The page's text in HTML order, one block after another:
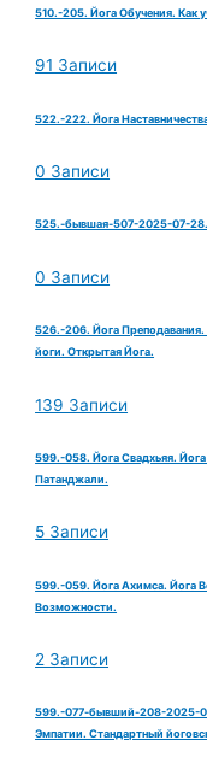
510.-205. Йога Обучения. Как
91 Записи
522.-222. Йога
0 Записи
525.-бывшая-507-2025-07-
0 Записи
526.-206. Йога Преподавания.
йоги. Открытая Йога.
139 Записи
599.-058. Йога Свадхьяя.
Патанджали.
5 Записи
599.-059. Йога Ахимса. Йога
Возможности.
2 Записи
599.-077-бывший-208-2025-
Эмпатии. Стандартный